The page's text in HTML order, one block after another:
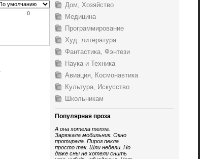
0
Дом, Хозяйство
Медицина
Программирование
Худ. литература
Фантастика, Фэнтези
Наука и Техника
Авиация, Космонавтика
Культура, Искусство
Школьникам
Популярная проза
А она хотела тепла.
Заряжала мобильник. Окно
протирала. Пирог пекла
просто так. Шли недели. Но
даже сны не хотели снить